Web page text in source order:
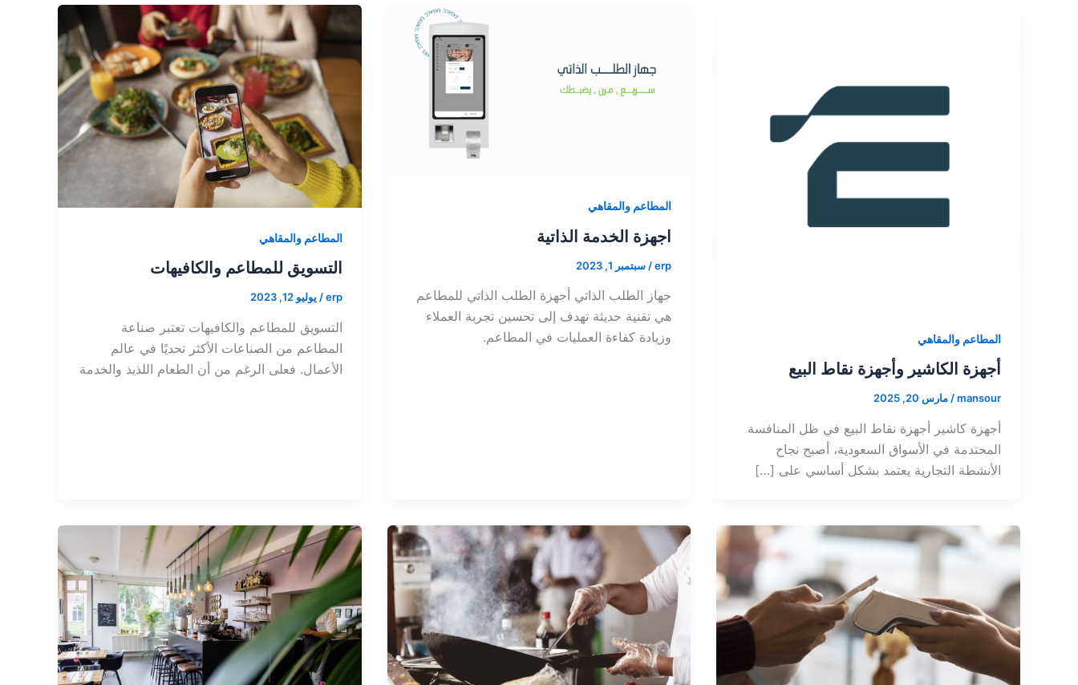
المطاعم والمقاهي
أجهزة الكاشير وأجهزة نقاط البيع
mansour
/مارس 20, 2025
أجهزة كاشير أجهزة نقاط البيع في ظل المنافسة
المحتدمة في الأسواق السعودية، أصبح نجاح
الأنشطة التجارية يعتمد بشكل أساسي على […]
المطاعم والمقاهي
اجهزة الخدمة الذاتية
erp
/ سبتمبر 1, 2023
جهاز الطلب الذاتي أجهزة الطلب الذاتي للمطاعم
هي تقنية حديثة تهدف إلى تحسين تجربة العملاء
وزيادة كفاءة العمليات في المطاعم.
المطاعم والمقاهي
التسويق للمطاعم والكافيهات
erp
/ يوليو 12, 2023
التسويق للمطاعم والكافيهات تعتبر صناعة
المطاعم من الصناعات الأكثر تحديًا في عالم
الأعمال. فعلى الرغم من أن الطعام اللذيذ والخدمة